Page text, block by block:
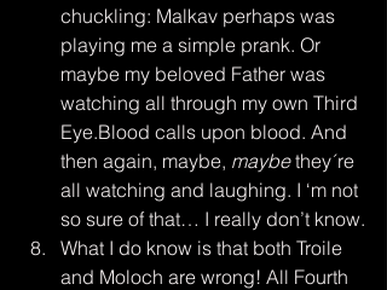
chuckling: Malkav perhaps was
playing me a simple prank. Or
maybe my beloved Father was
watching all through my own Third
Eye.Blood calls upon blood. And
then again, maybe, maybe they´re
all watching and laughing. I ‘m not
so sure of that… I really don’t know.
What I do know is that both Troile
and Moloch are wrong! All Fourth